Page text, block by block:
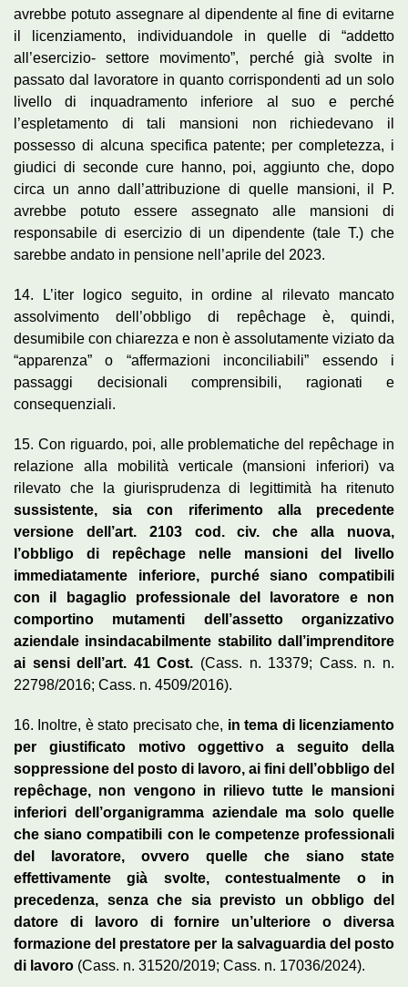
avrebbe potuto assegnare al dipendente al fine di evitarne
il licenziamento, individuandole in quelle di “addetto
all’esercizio- settore movimento”, perché già svolte in
passato dal lavoratore in quanto corrispondenti ad un solo
livello di inquadramento inferiore al suo e perché
l’espletamento di tali mansioni non richiedevano il
possesso di alcuna specifica patente; per completezza, i
giudici di seconde cure hanno, poi, aggiunto che, dopo
circa un anno dall’attribuzione di quelle mansioni, il P.
avrebbe potuto essere assegnato alle mansioni di
responsabile di esercizio di un dipendente (tale T.) che
sarebbe andato in pensione nell’aprile del 2023.
14. L’iter logico seguito, in ordine al rilevato mancato
assolvimento dell’obbligo di repêchage è, quindi,
desumibile con chiarezza e non è assolutamente viziato da
“apparenza” o “affermazioni inconciliabili” essendo i
passaggi decisionali comprensibili, ragionati e
consequenziali.
15. Con riguardo, poi, alle problematiche del repêchage in
relazione alla mobilità verticale (mansioni inferiori) va
rilevato che la giurisprudenza di legittimità ha ritenuto
sussistente, sia con riferimento alla precedente
versione dell’art. 2103 cod. civ. che alla nuova,
l’obbligo di repêchage nelle mansioni del livello
immediatamente inferiore, purché siano compatibili
con il bagaglio professionale del lavoratore e non
comportino mutamenti dell’assetto organizzativo
aziendale insindacabilmente stabilito dall’imprenditore
ai sensi dell’art. 41 Cost. (Cass. n. 13379; Cass. n. n.
22798/2016; Cass. n. 4509/2016).
16. Inoltre, è stato precisato che, in tema di licenziamento
per giustificato motivo oggettivo a seguito della
soppressione del posto di lavoro, ai fini dell’obbligo del
repêchage, non vengono in rilievo tutte le mansioni
inferiori dell’organigramma aziendale ma solo quelle
che siano compatibili con le competenze professionali
del lavoratore, ovvero quelle che siano state
effettivamente già svolte, contestualmente o in
precedenza, senza che sia previsto un obbligo del
datore di lavoro di fornire un’ulteriore o diversa
formazione del prestatore per la salvaguardia del posto
di lavoro (Cass. n. 31520/2019; Cass. n. 17036/2024).